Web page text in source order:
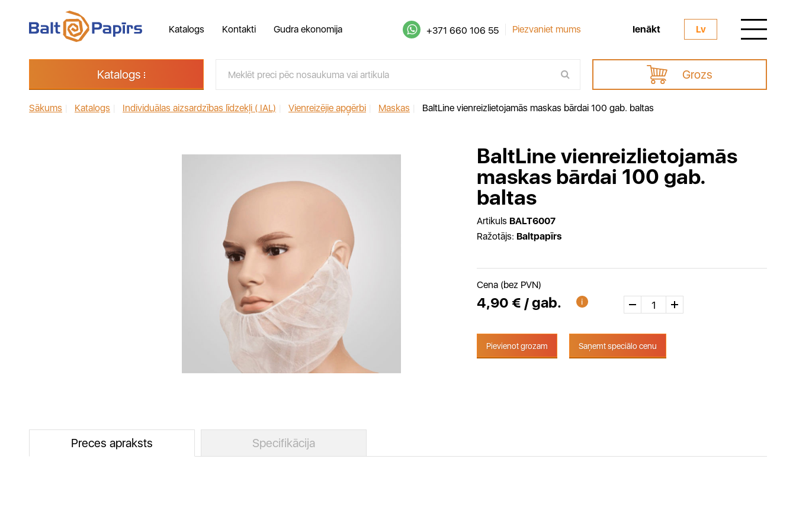
Katalogs Kontakti Gudra ekonomija +371 660 106 55 Piezvaniet mums Ienākt Lv
Katalogs Grozs
Sākums Katalogs Individuālas aizsardzības līdzekļi ( IAL) Vienreizējie apģērbi Maskas BaltLine vienreizlietojamās maskas bārdai 100 gab. baltas
BaltLine vienreizlietojamās
maskas bārdai 100 gab.
baltas
Artikuls BALT6007
Ražotājs: Baltpapīrs
Cena (bez PVN)
4,90 € / gab.
Pievienot grozam Saņemt speciālo cenu
Preces apraksts Specifikācija